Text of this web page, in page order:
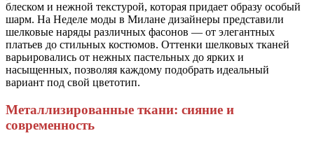
блеском и нежной текстурой, которая придает образу особый
шарм. На Неделе моды в Милане дизайнеры представили
шелковые наряды различных фасонов — от элегантных
платьев до стильных костюмов. Оттенки шелковых тканей
варьировались от нежных пастельных до ярких и
насыщенных, позволяя каждому подобрать идеальный
вариант под свой цветотип.
Металлизированные ткани: сияние и
современность